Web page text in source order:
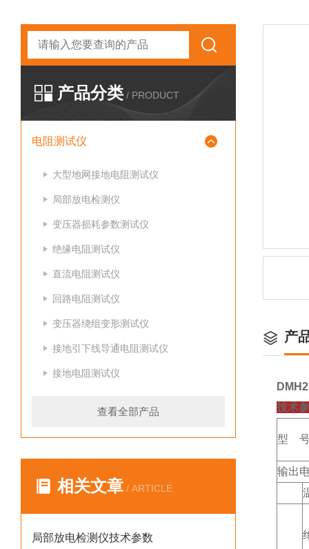
产品分类 / PRODUCT
电阻测试仪
大型地网接地电阻测试仪
局部放电检测仪
变压器损耗参数测试仪
绝缘电阻测试仪
直流电阻测试仪
回路电阻测试仪
变压器绕组变形测试仪
接地引下线导通电阻测试仪
接地电阻测试仪
查看全部产品
相关文章 / ARTICLE
局部放电检测仪技术参数
产
技术
型
输出